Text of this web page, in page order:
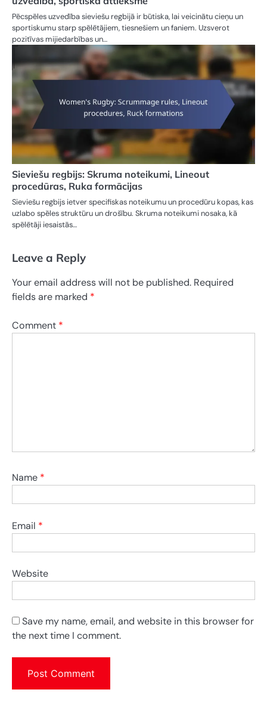
Pēcspēles uzvedība sieviešu regbijā ir būtiska, lai veicinātu cieņu un
sportiskumu starp spēlētājiem, tiesnešiem un faniem. Uzsverot
pozitīvas mijiedarbības un…
Sieviešu regbijs: Skruma noteikumi, Lineout
procedūras, Ruka formācijas
Sieviešu regbijs ietver specifiskas noteikumu un procedūru kopas, kas
uzlabo spēles struktūru un drošību. Skruma noteikumi nosaka, kā
spēlētāji iesaistās…
Leave a Reply
Your email address will not be published. Required
fields are marked *
Comment *
Name *
Email *
Website
Save my name, email, and website in this browser for
the next time I comment.